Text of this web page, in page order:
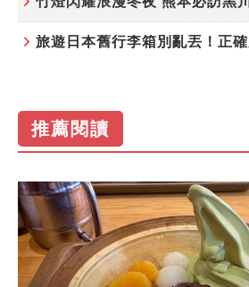
旅遊日本舊行李箱別亂丟！正
推薦閱讀